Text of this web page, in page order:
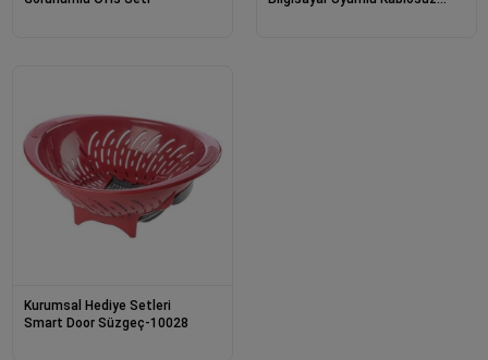
Kurumsal Hediye Setleri
Smart Door Süzgeç-10028